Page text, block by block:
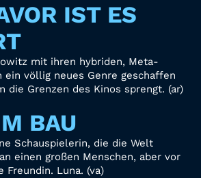
IST ES
mit ihren hybriden, Meta-
völlig neues Genre geschaffen
die Grenzen des Kinos sprengt. (ar)
BAU
Schauspielerin, die die Welt
einen großen Menschen, aber vor
Freundin. Luna. (va)